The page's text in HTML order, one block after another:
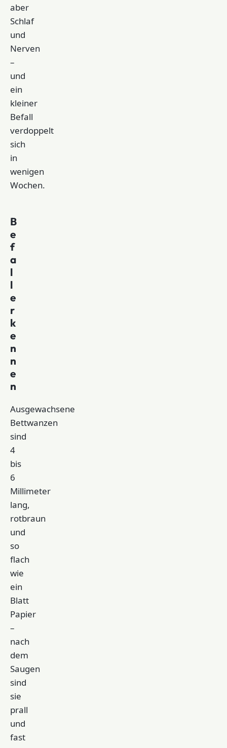
aber
Schlaf
und
Nerven
–
und
ein
kleiner
Befall
verdoppelt
sich
in
wenigen
Wochen.
B
e
f
a
l
l
e
r
k
e
n
n
e
n
Ausgewachsene
Bettwanzen
sind
4
bis
6
Millimeter
lang,
rotbraun
und
so
flach
wie
ein
Blatt
Papier
–
nach
dem
Saugen
sind
sie
prall
und
fast